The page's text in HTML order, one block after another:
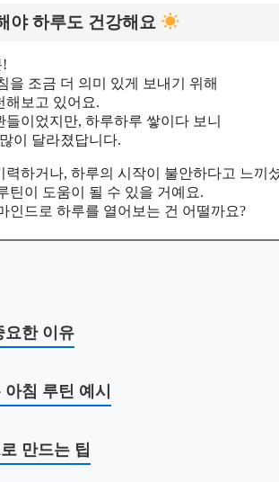
야 하루도 건강해요
!
을 조금 더 의미 있게 보내기 위해
해보고 있어요.
들이었지만, 하루하루 쌓이다 보니
이 달라졌답니다.
력하거나, 하루의 시작이 불안하다고 느끼
틴이 도움이 될 수 있을 거예요.
인드로 하루를 열어보는 건 어떨까요?
요한 이유
침 루틴 예시
만드는 팁